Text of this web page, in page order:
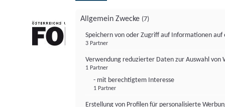
Allgemein Zwecke (7)
Speichern von oder Zugriff auf Informationen auf
3 Partner
Verwendung reduzierter Daten zur Auswahl von
1 Partner
- mit berechtigtem Interesse
1 Partner
Erstellung von Profilen für personalisierte
FONDS professionell